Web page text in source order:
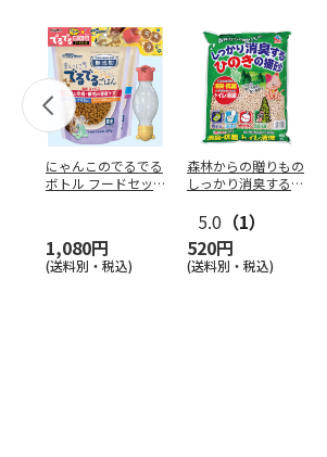
にゃんこのでるでる
ボトル フードセッ
1,080円
(送料別・税込)
森林からの贈りもの
しっかり消臭するひ
5.0 （1）
520円
(送料別・税込)